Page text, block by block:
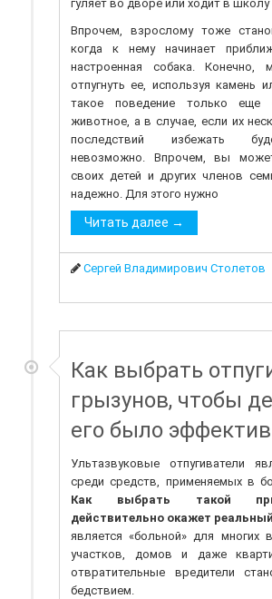
гуляет во дворе или ходит в
Впрочем, взрослому тоже
когда к нему начинает
настроенная собака. Конечно,
отпугнуть ее, используя камень
такое поведение только еще
животное, а в случае, если их
последствий избежать
невозможно. Впрочем, вы
своих детей и других членов
надежно. Для этого нужно
Читать далее →
Сергей Владимирович Столетов
​Как выбрать
грызунов, чтобы
его было
Ультазвуковые отпугиватели
среди средств, применяемых в
Как выбрать такой
действительно окажет
является «больной» для многих
участков, домов и даже
отвратительные вредители
бедствием.